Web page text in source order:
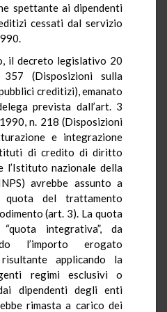
spettante ai dipendenti
cessati dal servizio
legislativo 20
(Disposizioni sulla
creditizi), emanato
prevista dall’art. 3
n. 218 (Disposizioni
e integrazione
di credito di diritto
l’Istituto nazionale della
avrebbe assunto a
del trattamento
(art. 3). La quota
integrativa”, da
l’importo erogato
applicando la
regimi esclusivi o
dipendenti degli enti
rimasta a carico dei